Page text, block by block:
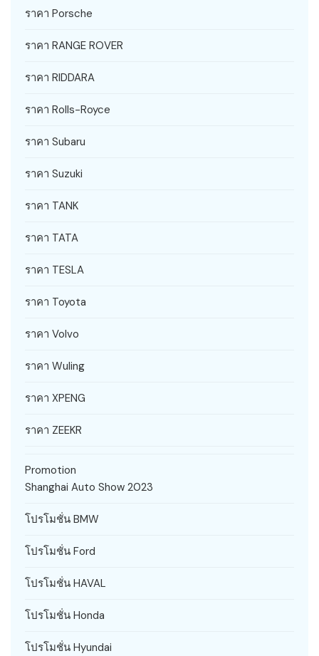
ราคา Porsche
ราคา RANGE ROVER
ราคา RIDDARA
ราคา Rolls-Royce
ราคา Subaru
ราคา Suzuki
ราคา TANK
ราคา TATA
ราคา TESLA
ราคา Toyota
ราคา Volvo
ราคา Wuling
ราคา XPENG
ราคา ZEEKR
Promotion
Shanghai Auto Show 2023
โปรโมชั่น BMW
โปรโมชั่น Ford
โปรโมชั่น HAVAL
โปรโมชั่น Honda
โปรโมชั่น Hyundai